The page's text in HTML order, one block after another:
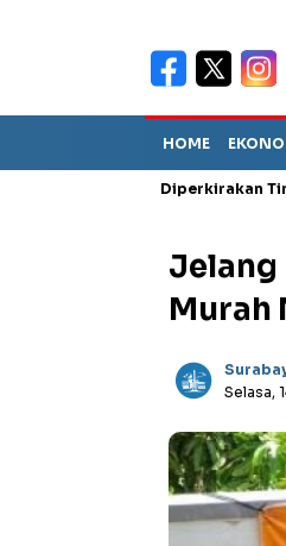
HOME
Sebut TPA Diperkirakan Tinggal
Jelang
Murah
Selasa,